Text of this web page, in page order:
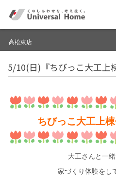
ユニバーサル ホームの特長
コンセプトプラン
テクノロジー
高松東店
ブログ
イベント
モデルハウス見学予約
5/10(日)『ちびっこ大工上
ちびっこ大工上
大工さんと一
家づくり体験をし